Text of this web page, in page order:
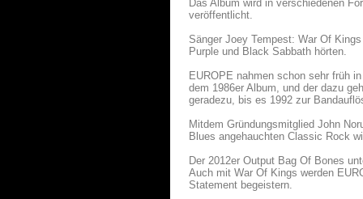
Das Album wird in verschiedenen
veröffentlicht.
Sänger Joey Tempest: War Of
Purple und Black Sabbath hörten.
EUROPE nahmen schon sehr früh
dem 1986er Album, und der dazu
geradezu, bis es 1992 zur
Mitdem Gründungsmitglied John
Blues angehauchten Classic Rock
Der 2012er Output Bag Of Bones
Auch mit War Of Kings werden
Statement begeistern.